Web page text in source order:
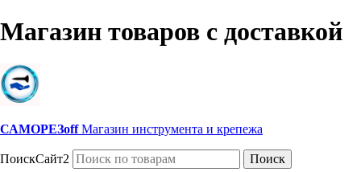
Магазин товаров с доставкой
САМОРЕЗoff Магазин инструмента и крепежа
ПоискСайт2 Поиск